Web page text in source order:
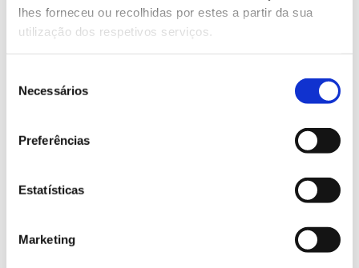
lhes forneceu ou recolhidas por estes a partir da sua
utilização dos respetivos serviços.
Necessários
Preferências
Estatísticas
Marketing
Genoma do priolo e de outras espécies em risco:
conhecer para conservar
Registar galhas de Trichi em acácia-das-espigas:
25.06.2026